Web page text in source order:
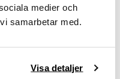
medier och
samarbetar med.
Visa detaljer
är inte klickbar.